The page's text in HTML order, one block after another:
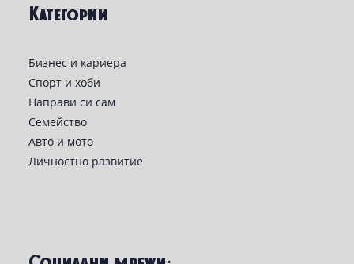
Категории
Бизнес и кариера
Спорт и хоби
Направи си сам
Семейство
Авто и мото
Личностно развитие